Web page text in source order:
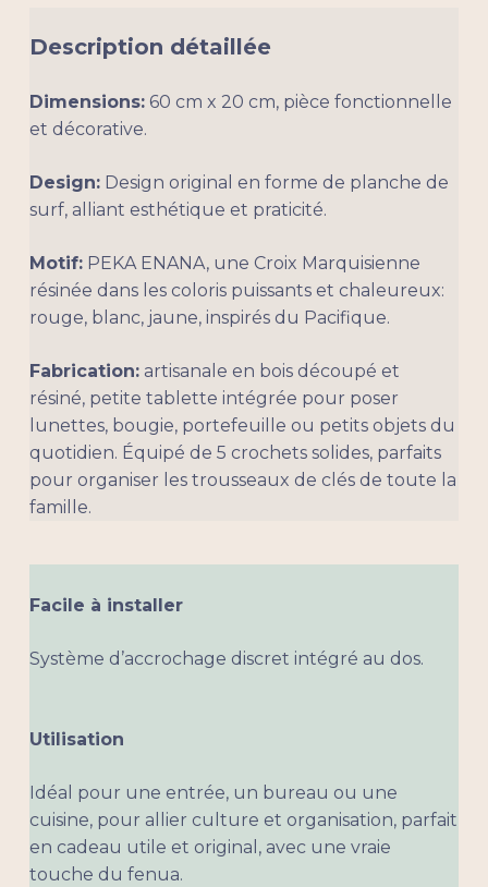
Description détaillée
Dimensions:60 cm x 20 cm, pièce fonctionnelle
et décorative.
Design:Design original en forme de planche de
surf, alliant esthétique et praticité.
Motif:PEKA ENANA, une Croix Marquisienne
résinée dans les coloris puissants et chaleureux:
rouge, blanc, jaune, inspirés du Pacifique.
Fabrication:artisanale en bois découpé et
résiné, petite tablette intégrée pour poser
lunettes, bougie, portefeuille ou petits objets du
quotidien. Équipé de 5 crochets solides, parfaits
pour organiser les trousseaux de clés de toute la
famille.
Facile à installer
Système d’accrochage discret intégré au dos.
Utilisation
Idéal pour une entrée, un bureau ou une
cuisine, pour allier culture et organisation, parfait
en cadeau utile et original, avec une vraie
touche du fenua.